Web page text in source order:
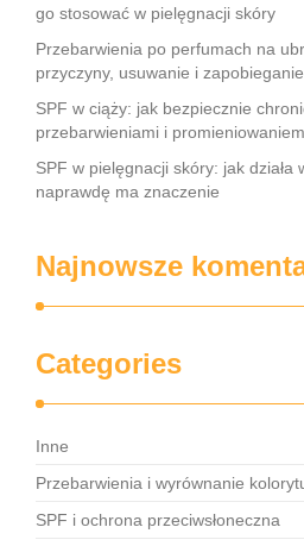
go stosować w pielęgnacji skóry
Przebarwienia po perfumach na
przyczyny, usuwanie i zapobieganie
SPF w ciąży: jak bezpiecznie
przebarwieniami i
SPF w pielęgnacji skóry: jak działa
naprawdę ma znaczenie
Najnowsze
Categories
Inne
Przebarwienia i wyrównanie
SPF i ochrona przeciwsłoneczna